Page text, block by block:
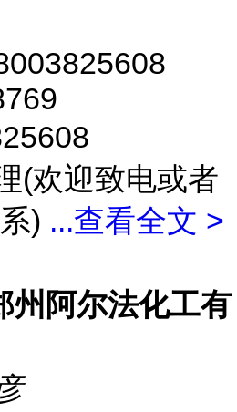
(欢迎致电或者
) ...查看全文 >
州阿尔法化工有